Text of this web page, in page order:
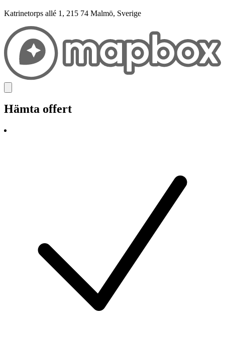
Katrinetorps allé 1, 215 74 Malmö, Sverige
Hämta offert